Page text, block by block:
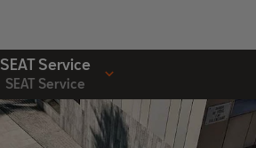
SEAT Service
SEAT Service